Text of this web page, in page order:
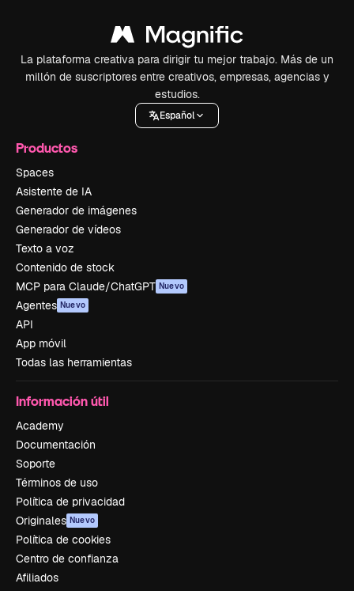
La plataforma creativa para dirigir tu mejor trabajo. Más de un
millón de suscriptores entre creativos, empresas, agencias y
estudios.
Español
Productos
Spaces
Asistente de IA
Generador de imágenes
Generador de vídeos
Texto a voz
Contenido de stock
MCP para Claude/ChatGPT Nuevo
Agentes Nuevo
API
App móvil
Todas las herramientas
Información útil
Academy
Documentación
Soporte
Términos de uso
Política de privacidad
Originales Nuevo
Política de cookies
Centro de confianza
Afiliados